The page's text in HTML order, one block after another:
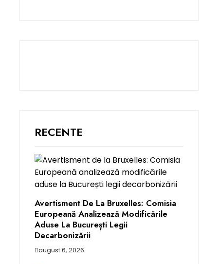
RECENTE
Avertisment De La Bruxelles: Comisia
Europeană Analizează Modificările
Aduse La București Legii
Decarbonizării
august 6, 2026